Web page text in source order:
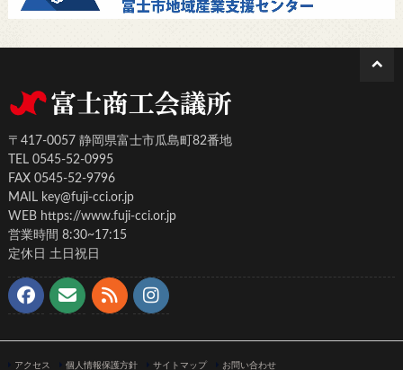
〒417-0057 静岡県富士市瓜島町82番地
TEL 0545-52-0995
FAX 0545-52-9796
MAIL key@fuji-cci.or.jp
WEB https://www.fuji-cci.or.jp
営業時間 8:30~17:15
定休日 土日祝日
アクセス 個人情報保護方針 サイトマップ お問い合わせ